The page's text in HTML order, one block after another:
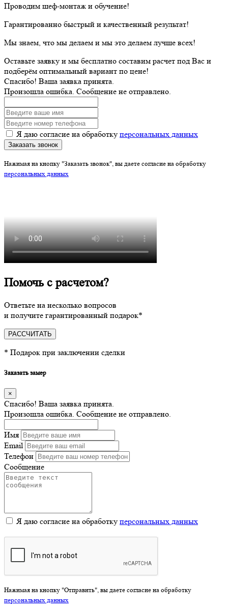
Проводим шеф-монтаж и обучение!
Гарантированно быстрый и качественный результат!
Мы знаем, что мы делаем и мы это делаем лучше всех!
Оставьте заявку и мы бесплатно составим расчет под Вас и
подберём оптимальный вариант по цене!
Спасибо! Ваша заявка принята.
Произошла ошибка. Сообщение не отправлено.
Я даю согласие на обработку персональных данных
Заказать звонок
Нажимая на кнопку "Заказать звонок", вы даете согласие на обработку
персональных данных
Помочь с расчетом?
Ответьте на несколько вопросов
и получите гарантированный подарок*
РАССЧИТАТЬ
* Подарок при заключении сделки
Заказать замер
×
Спасибо! Ваша заявка принята.
Произошла ошибка. Сообщение не отправлено.
Имя
Email
Телефон
Сообщение
Я даю согласие на обработку персональных данных
Нажимая на кнопку "Отправить", вы даете согласие на обработку
персональных данных